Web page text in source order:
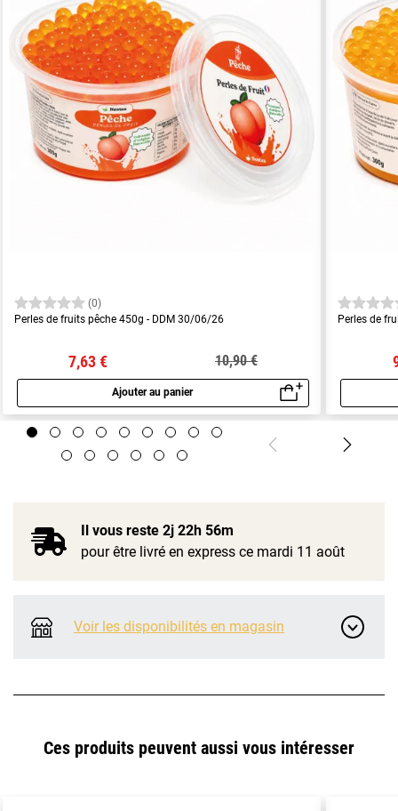
(0)
Perles de fruits pêche 450g - DDM 30/06/26
7,63 € 10,90 €
Ajouter au panier
Aperçu rapide
Perles de
Il vous reste 2j 22h 56m
pour être livré en express ce mardi 11 août
Voir les disponibilités en magasin
Ces produits peuvent aussi vous intéresser